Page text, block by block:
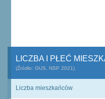
LICZBA I PŁEĆ
(Źródło: GUS, NSP 2021)
Liczba mieszkańców